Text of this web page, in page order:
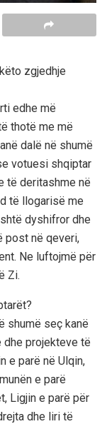
zgjedhje
edhe më
thotë me më
dalë në shumë
votuesi shqiptar
të deritashme në
të llogarisë me
dyshifror dhe
post në qeveri,
Ne luftojmë për
Zi.
shumë seç kanë
dhe projekteve të
e parë në Ulqin,
e parë
Ligjin e parë për
dhe liri të